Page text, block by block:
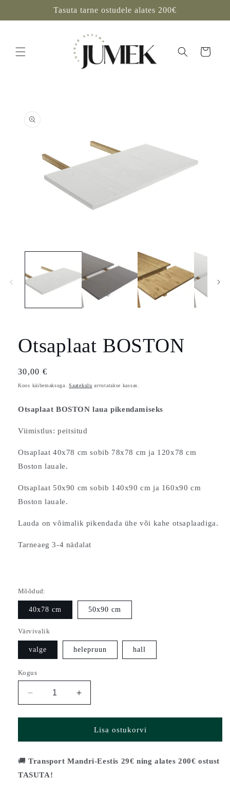
juurde
Tasuta tarne ostudele alates 200€
Ostukorv
Tooteinfo
juurde
meedia
modaalselt
Otsaplaat BOSTON
Tavahind
30,00 €
Koos käibemaksuga.Saatekulu arvutatakse kassas.
Otsaplaat BOSTON laua pikendamiseks
Viimistlus: peitsitud
Otsaplaat 40x78 cm sobib 78x78 cm ja 120x78 cm
Boston lauale.
Otsaplaat 50x90 cm sobib 140x90 cm ja 160x90 cm
Boston lauale.
Lauda on võimalik pikendada ühe või kahe otsaplaadiga.
Tarneaeg 3-4 nädalat
Mõõdud:
40x78 cm 50x90 cm
Värvivalik
valge helepruun hall
Kogus
Vähenda
Otsaplaat
BOSTON
Suurenda
Otsaplaat
BOSTON
kogustLisa ostukorvi
🚚Transport Mandri-Eestis 29€ ning alates 200€ ostust
TASUTA!